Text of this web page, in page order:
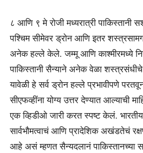
८ आणि ९ मे रोजी मध्यरात्री पाकिस्तानी
पश्चिम सीमेवर ड्रोन आणि इतर
अनेक हल्ले केले. जम्मू आणि काश्मीरमध्ये
पाकिस्तानी सैन्याने अनेक वेळा
यावेळी हे सर्व ड्रोन हल्ले प्रभावीपणे
सीएफव्हींना योग्य उत्तर देण्यात आल्याची
एक व्हिडीओ जारी करत स्पष्ट केलं.
सार्वभौमत्वाचं आणि प्रादेशिक अखंडतेचं
आहे असं म्हणत सैन्यदलानं पाकिस्तानच्या